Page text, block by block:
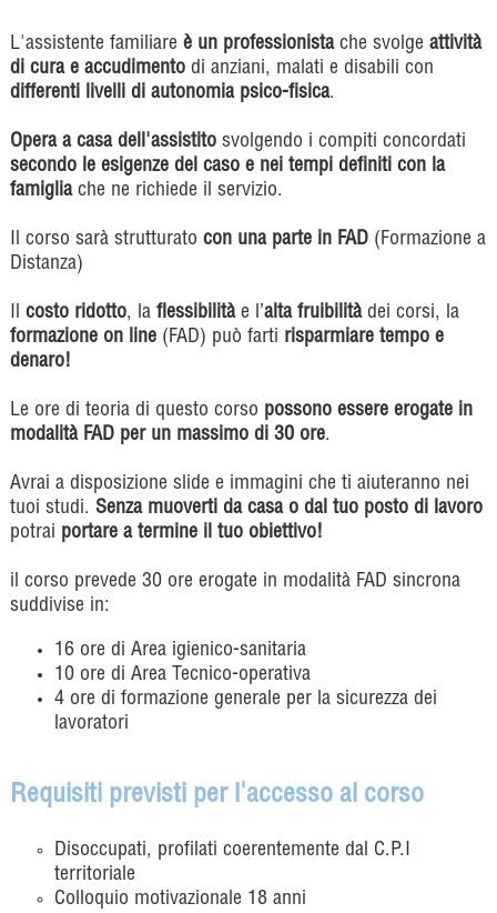
L'assistente familiare è un professionistache svolge attività
di cura e accudimentodi anziani, malati e disabili con
differenti livelli di autonomia psico-fisica.
Opera a casa dell'assistitosvolgendo i compiti concordati
secondo le esigenze del caso e nei tempi definiti con la
famigliache ne richiede il servizio.
Il corso sarà strutturato con una parte in FAD(Formazione a
Distanza)
Il costo ridotto, laflessibilitàe l’alta fruibilitàdei corsi, la
formazione on line(FAD) può farti risparmiare tempo e
denaro!
Le ore di teoria di questo corso possono essere erogate in
modalità FAD per un massimo di 30 ore.
Avrai a disposizione slide e immagini che ti aiuteranno nei
tuoi studi. Senza muoverti da casa o dal tuo posto di lavoro
potrai portare a termine il tuo obiettivo!
il corso prevede 30 ore erogate in modalità FAD sincrona
suddivise in:
16 ore di Area igienico-sanitaria
10 ore di Area Tecnico-operativa
4 ore di formazione generale per la sicurezza dei
lavoratori
Requisiti previsti per l'accesso al corso
Disoccupati, profilati coerentemente dal C.P.I
territoriale
Colloquio motivazionale 18 anni